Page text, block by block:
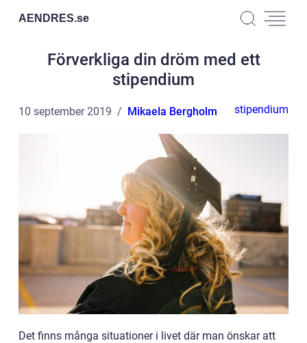
AENDRES.se
Förverkliga din dröm med ett
stipendium
10 september 2019 Mikaela Bergholm stipendium
Det finns många situationer i livet där man önskar att